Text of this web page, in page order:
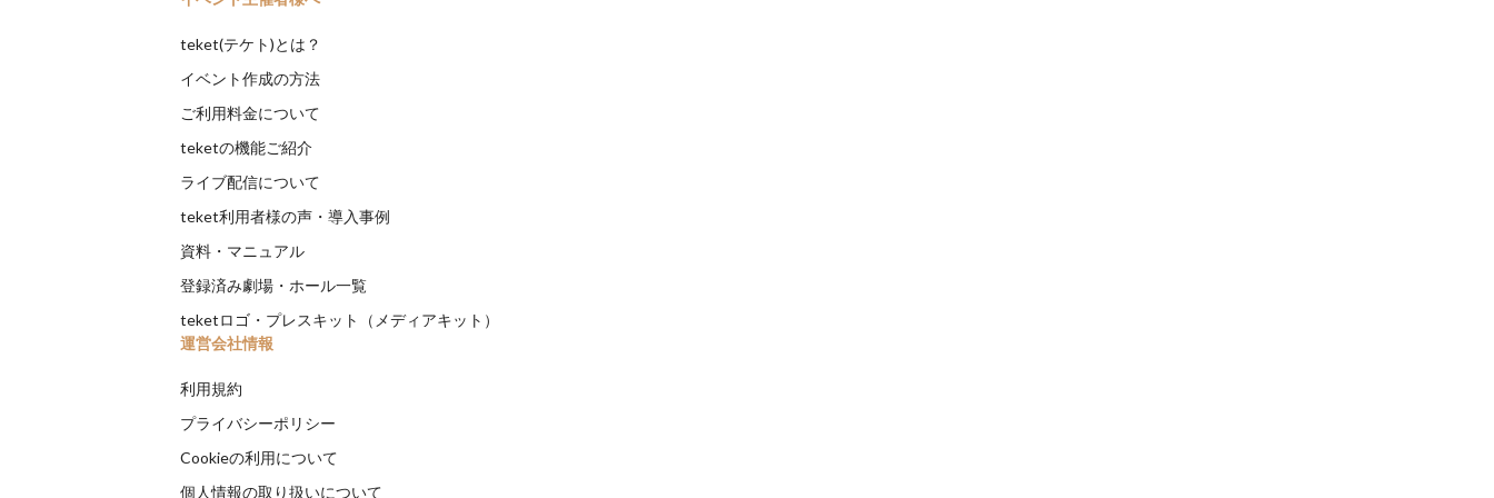
teket(テケト)とは？
イベント作成の方法
ご利用料金について
teketの機能ご紹介
ライブ配信について
teket利用者様の声・導入事例
資料・マニュアル
登録済み劇場・ホール一覧
teketロゴ・プレスキット（メディアキット）
運営会社情報
利用規約
プライバシーポリシー
Cookieの利用について
個人情報の取り扱いについて